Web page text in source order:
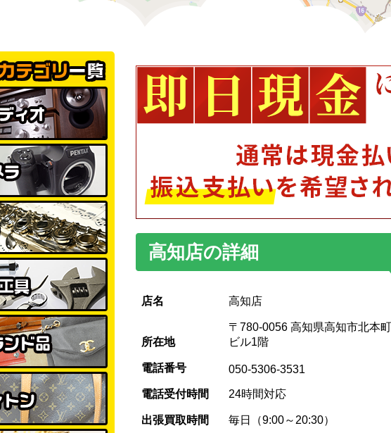
高知店の詳細
店名 高知店
所在地
〒780-0056 高知県高知市北本
ビル1階
電話番号 050-5306-3531
電話受付時間 24時間対応
出張買取時間 毎日（9:00～20:30）